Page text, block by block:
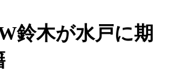
鈴木が水戸に期